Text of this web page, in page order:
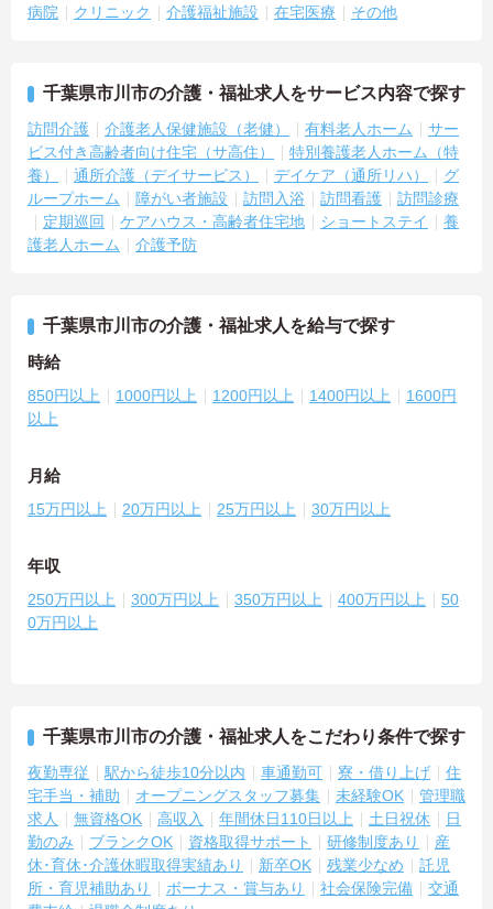
病院 クリニック 介護福祉施設 在宅医療 その他
千葉県市川市の介護・福祉求人をサービス内容で探す
訪問介護 介護老人保健施設（老健） 有料老人ホーム
サー
ビス付き高齢者向け住宅（サ高住）
特別養護老人ホーム（特
養）
通所介護（デイサービス） デイケア（通所リハ）
グ
ループホーム
障がい者施設 訪問入浴 訪問看護
訪問診療
定期巡回
ケアハウス・高齢者住宅地 ショートステイ
養
護老人ホーム
介護予防
千葉県市川市の介護・福祉求人を給与で探す
時給
850円以上 1000円以上 1200円以上 1400円以上
1600円
以上
月給
15万円以上 20万円以上 25万円以上 30万円以上
年収
250万円以上 300万円以上 350万円以上 400万円以上
50
0万円以上
千葉県市川市の介護・福祉求人をこだわり条件で探す
夜勤専従 駅から徒歩10分以内 車通勤可 寮・借り上げ
住
宅手当・補助
オープニングスタッフ募集 未経験OK
管理職
求人
無資格OK 高収入 年間休日110日以上 土日祝休
日
勤のみ
ブランクOK 資格取得サポート 研修制度あり
産
休･育休･介護休暇取得実績あり
新卒OK 残業少なめ
託児
所・育児補助あり
ボーナス・賞与あり 社会保険完備
交通